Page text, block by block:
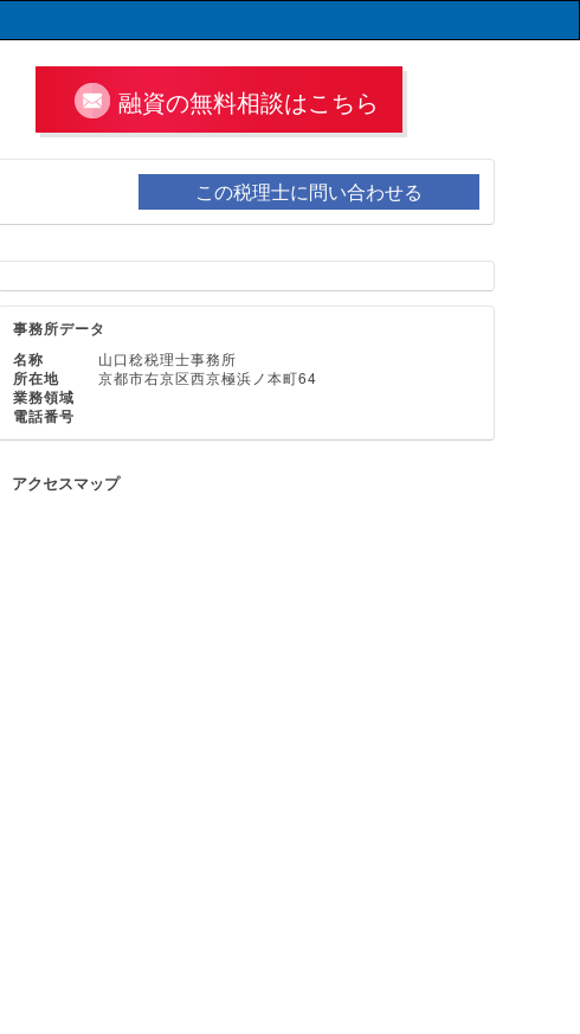
融資の無料相談はこちら
この税理士に問い合わせる
事務所データ
名称
山口稔税理士事務所
所在地 京都市右京区西京極浜ノ本町64
業務領域
電話番号
アクセスマップ